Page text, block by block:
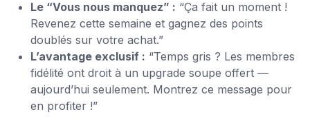
Le “Vous nous manquez” : “Ça fait un moment !
Revenez cette semaine et gagnez des points
doublés sur votre achat.”
L’avantage exclusif : “Temps gris ? Les membres
fidélité ont droit à un upgrade soupe offert —
aujourd’hui seulement. Montrez ce message pour
en profiter !”